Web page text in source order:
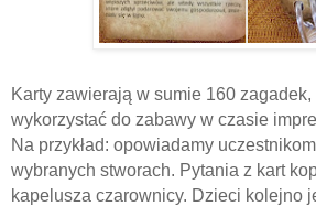
Karty zawierają w sumie 160 zagadek,
wykorzystać do zabawy w czasie
Na przykład: opowiadamy
wybranych stworach. Pytania z kart
kapelusza czarownicy. Dzieci kolejno